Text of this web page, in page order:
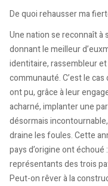
De quoi rehausser ma
Une nation se reconnaît
donnant le meilleur
identitaire, rassembleur
communauté. C’est le
ont pu, grâce à leur
acharné, implanter une
désormais
draine les foules. Cette
pays d’origine ont
représentants des trois
Peut-on rêver à la